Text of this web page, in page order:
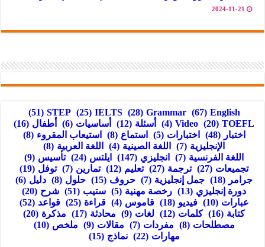
2024-11-21
English
(67)
Grammar
(28)
IELTS
(25)
STEP
(51)
TOEFL
(20)
Video
(4) أسئلة (12) أساسيات (6) أطفال (16)
اختبار
(48) اختبارات (5) استماع (8) استيعاب المقروء (8)
الإنجليزية (7) اللغة الصينية (4) اللغة العربية (8)
اللغة الفرنسية (7) انجليزي (147) ايلتس (24) تأسيس (9)
تجميعات (27) ترجمة (27) تعليم (12) تمارين (7) توفل (19)
جرامر (18) جمل إنجليزية (7) حروف (15) حلول (8) دليل (6)
دورة إنجليزي (13) رخصة مهنية (5) ستيب (51) شرح (20)
عبارات (10) فيديو (18) قاموس (4) قراءة (25) قواعد (52)
كتابة (16) كلمات (12) لغات (9) محادثة (17) مذكرة (20)
مصطلحات (8) مفردات (7) مقالات (9) ملخص (10)
مهارات (22) نماذج (15)